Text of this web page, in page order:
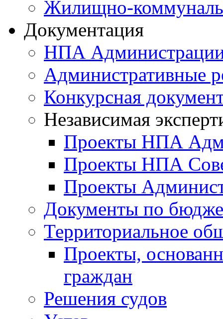
Жилищно-
Документация
НПА
Административные
Конкурсная
Независимая
Проекты НПА
Проекты НПА
Проекты
Документы по
Территориальное
Проекты,
граждан
Решения судов